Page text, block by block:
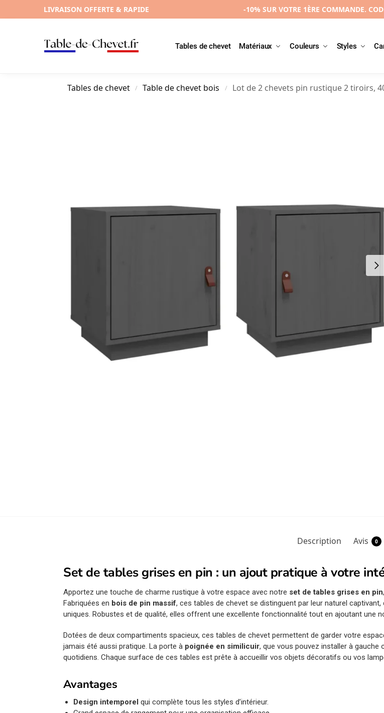
LIVRAISON OFFERTE & RAPIDE -10% SUR VOTRE 1ÈRE COMMANDE.
Tables de chevet Matériaux Couleurs Styles
Tables de chevet / Table de chevet bois / Lot de 2 chevets pin rustique 2 tiroirs,
Description Avis 0
Set de tables grises en pin : un ajout pratique à votre
Apportez une touche de charme rustique à votre espace avec notre set de tables grises en pin
Fabriquées en bois de pin massif, ces tables de chevet se distinguent par leur naturel
uniques. Robustes et de qualité, elles offrent une excellente fonctionnalité tout en ajoutant une
Dotées de deux compartiments spacieux, ces tables de chevet permettent de garder votre
jamais été aussi pratique. La porte à poignée en similicuir, que vous pouvez installer à
quotidiens. Chaque surface de ces tables est prête à accueillir vos objets décoratifs ou vos
Avantages
Design intemporel qui complète tous les styles d’intérieur.